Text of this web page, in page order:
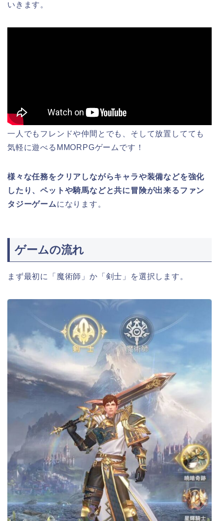
いきます。
一人でもフレンドや仲間とでも、そして放置してても
気軽に遊べるMMORPGゲームです！
様々な任務をクリアしながらキャラや装備などを強化
したり、ペットや騎馬などと共に冒険が出来るファン
タジーゲームになります。
ゲームの流れ
まず最初に「魔術師」か「剣士」を選択します。